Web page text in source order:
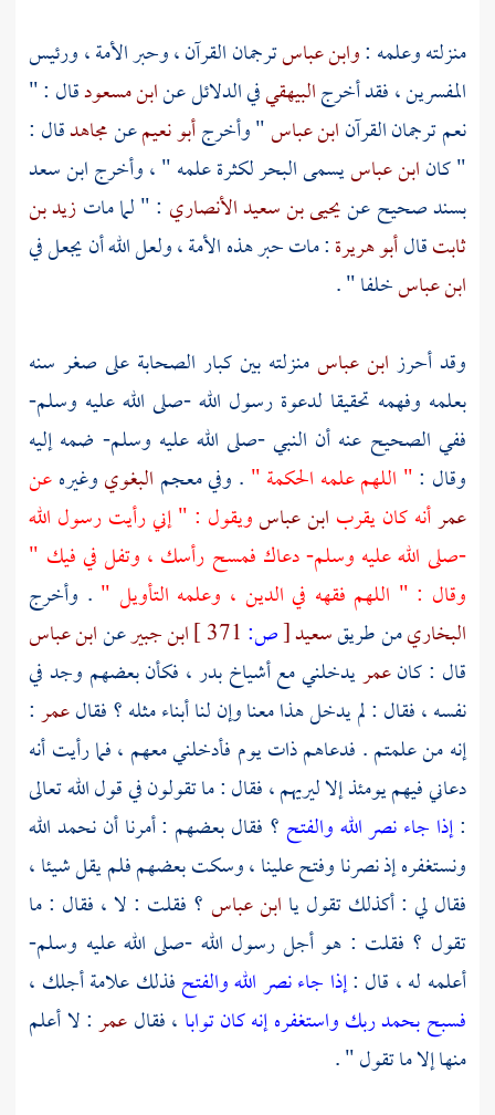
منزلته وعلمه :وابن عباسترجمان القرآن ، وحبر الأمة ، ورئيس
المفسرين ، فقد أخرجالبيهقيفي الدلائل عنابن مسعودقال : "
نعم ترجمان القرآنابن عباس" وأخرجأبو نعيمعنمجاهدقال :
" كانابن عباسيسمى البحر لكثرة علمه " ، وأخرجابن سعد
بسند صحيح عنيحيى بن سعيد الأنصاري : " لما ماتزيد بن
ثابتقالأبو هريرة: مات حبر هذه الأمة ، ولعل الله أن يجعل في
ابن عباسخلفا " .
وقد أحرز ابن عباسمنزلته بين كبار الصحابة على صغر سنه
بعلمه وفهمه تحقيقا لدعوة رسول الله -صلى الله عليه وسلم-
ففي الصحيح عنه أن النبي -صلى الله عليه وسلم- ضمه إليه
وقال :" اللهم علمه الحكمة " . وفي معجم البغويوغيرهعن
عمرأنه كان يقرب ابن عباسويقول : " إني رأيت رسول الله
-صلى الله عليه وسلم- دعاك فمسح رأسك ، وتفل في فيك "
وقال : " اللهم فقهه في الدين ، وعلمه التأويل " . وأخرج
البخاريمن طريقسعيد[ص: ابن جبيرعنابن عباس
قال : كانعمريدخلني مع أشياخبدر، فكأن بعضهم وجد في
نفسه ، فقال : لم يدخل هذا معنا وإن لنا أبناء مثله ؟ فقالعمر:
إنه من علمتم . فدعاهم ذات يوم فأدخلني معهم ، فما رأيت أنه
دعاني فيهم يومئذ إلا ليريهم ، فقال : ما تقولون في قول الله تعالى
:إذا جاء نصر الله والفتح ؟ فقال بعضهم : أمرنا أن نحمد الله
ونستغفره إذ نصرنا وفتح علينا ، وسكت بعضهم فلم يقل شيئا ،
فقال لي : أكذلك تقول يا ابن عباس ؟ فقلت : لا ، فقال : ما
تقول ؟ فقلت : هو أجل رسول الله -صلى الله عليه وسلم-
أعلمه له ، قال :إذا جاء نصر الله والفتحفذلك علامة أجلك ،
فسبح بحمد ربك واستغفره إنه كان توابا ، فقالعمر: لا أعلم
منها إلا ما تقول " .